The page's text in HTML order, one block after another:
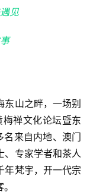
见
山之畔，一场别
禅文化论坛暨东
来自内地、澳门
、专家学者和茶人
年梵宇，开一代宗